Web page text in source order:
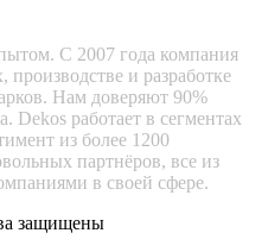
С 2007 года компания
производстве и разработке
Нам доверяют 90%
Dekos работает в сегментах
из более 1200
партнёров, все из
в своей сфере.
защищены